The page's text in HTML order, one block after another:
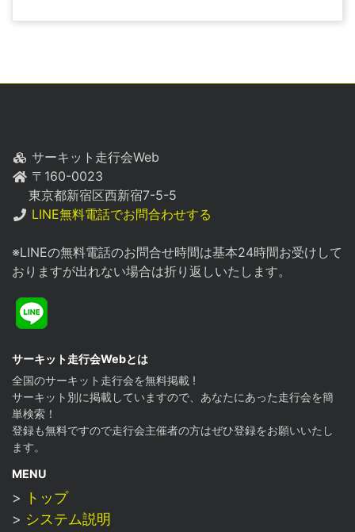
サーキット走行会Web
〒160-0023
東京都新宿区西新宿7-5-5
LINE無料電話でお問合わせする
※LINEの無料電話のお問合せ時間は基本24時間お受けして
おりますが出れない場合は折り返しいたします。
サーキット走行会Webとは
全国のサーキット走行会を無料掲載 !
サーキット別に掲載していますので、あなたにあった走行会を簡
単検索！
登録も無料ですので走行会主催者の方はぜひ登録をお願いいたし
ます。
MENU
>
トップ
> システム説明